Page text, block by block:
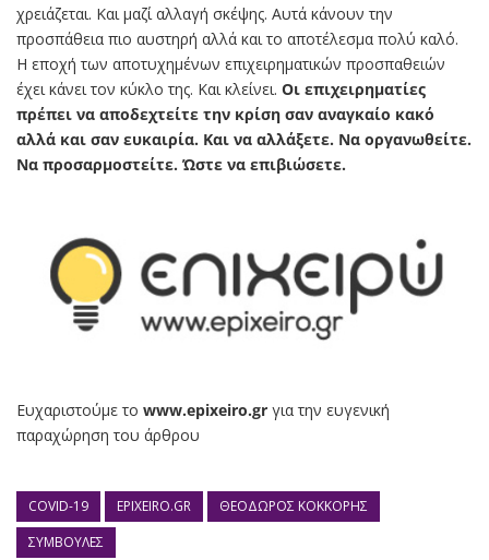
χρειάζεται. Και μαζί αλλαγή σκέψης. Αυτά κάνουν την
προσπάθεια πιο αυστηρή αλλά και το αποτέλεσμα πολύ καλό.
Η εποχή των αποτυχημένων επιχειρηματικών προσπαθειών
έχει κάνει τον κύκλο της. Και κλείνει. Οι επιχειρηματίες
πρέπει να αποδεχτείτε την κρίση σαν αναγκαίο κακό
αλλά και σαν ευκαιρία. Και να αλλάξετε. Να οργανωθείτε.
Να προσαρμοστείτε. Ώστε να επιβιώσετε.
Ευχαριστούμε το www.epixeiro.gr για την ευγενική
παραχώρηση του άρθρου
COVID-19 EPIXEIRO.GR
ΘΕΌΔΩΡΟΣ ΚΌΚΚΟΡΗΣ
ΣΥΜΒΟΥΛΈΣ